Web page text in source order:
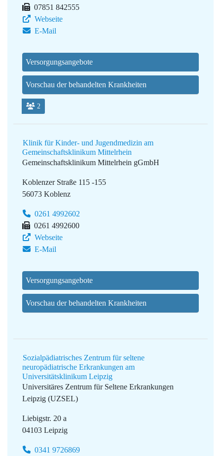
07851 842555
Webseite
E-Mail
Versorgungsangebote
Vorschau der behandelten Krankheiten
2
Klinik für Kinder- und Jugendmedizin am
Gemeinschaftsklinikum Mittelrhein
Gemeinschaftsklinikum Mittelrhein gGmbH
Koblenzer Straße 115 -155
56073 Koblenz
0261 4992602
0261 4992600
Webseite
E-Mail
Versorgungsangebote
Vorschau der behandelten Krankheiten
Sozialpädiatrisches Zentrum für seltene
neuropädiatrische Erkrankungen am
Universitätsklinikum Leipzig
Universitäres Zentrum für Seltene Erkrankungen
Leipzig (UZSEL)
Liebigstr. 20 a
04103 Leipzig
0341 9726869